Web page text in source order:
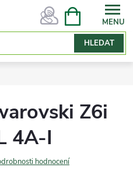
HLEDAT
NÁKUPNÍ
Z6i
4A-I
hodnocení